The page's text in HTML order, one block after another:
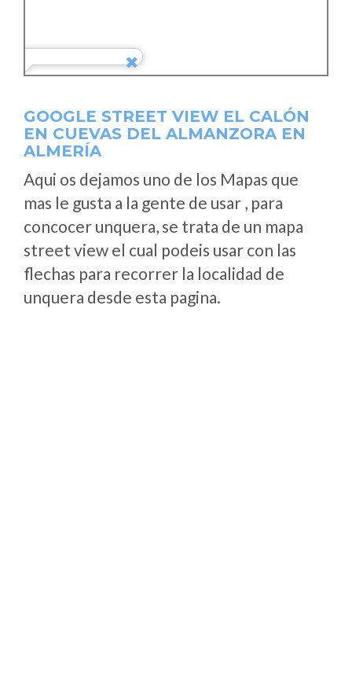
GOOGLE STREET VIEW EL CALÓN
EN CUEVAS DEL ALMANZORA EN
ALMERÍA
Aqui os dejamos uno de los Mapas que
mas le gusta a la gente de usar , para
concocer unquera, se trata de un mapa
street view el cual podeis usar con las
flechas para recorrer la localidad de
unquera desde esta pagina.